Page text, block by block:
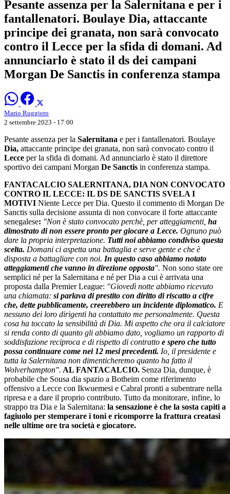
Pesante assenza per la Salernitana e per i
fantallenatori. Boulaye Dia, attaccante
principe dei granata, non sarà convocato
contro il Lecce per la sfida di domani. Ad
annunciarlo è stato il ds dei campani
Morgan De Sanctis in conferenza stampa
Mario Ruggiero
2 settembre 2023 - 17:00
Pesante assenza per la Salernitana e per i fantallenatori. Boulaye
Dia, attaccante principe dei granata, non sarà convocato contro il
Lecce per la sfida di domani. Ad annunciarlo è stato il direttore
sportivo dei campani Morgan De Sanctis in conferenza stampa.
FANTACALCIO SALERNITANA, DIA NON CONVOCATO
CONTRO IL LECCE: IL DS DE SANCTIS SVELA I
MOTIVI Niente Lecce per Dia. Questo il commento di Morgan De
Sanctis sulla decisione assunta di non convocare il forte attaccante
senegalese: "Non è stato convocato perchè, per atteggiamenti, ha
dimostrato di non essere pronto per giocare a Lecce. Ognuno può
dare la propria interpretazione. Tutti noi abbiamo condiviso questa
scelta. Domani ci aspetta una battaglia e serve gente e che è
disposta a battagliare con noi. In questo caso abbiamo notato
atteggiamenti che vanno in direzione opposta". Non sono state ore
semplici né per la Salernitana e né per Dia a cui è arrivata una
proposta dalla Premier League: "Giovedì notte abbiamo ricevuto
una chiamata: si parlava di prestito con diritto di riscatto a cifre
che, dette pubblicamente, creerebbero un incidente diplomatico. E
nessuno dei loro dirigenti ha contattato me personalmente. Questa
cosa ha toccato la sensibilità di Dia. Mi aspetto che ora il calciatore
si renda conto di quanto gli abbiamo dato, vogliamo un rapporto di
soddisfazione reciproca e di rispetto di contratto e spero che tutto
possa continuare come nei 12 mesi precedenti. Io, il presidente e
tutta la Salernitana non dimenticheremo quanto ha fatto il
Wolverhampton". AL FANTACALCIO. Senza Dia, dunque, è
probabile che Sousa dia spazio a Botheim come riferimento
offensivo a Lecce con Ikwuemesi e Cabral pronti a subentrare nella
ripresa e a dare il proprio contributo. Tutto da monitorare, infine, lo
strappo tra Dia e la Salernitana: la sensazione è che la sosta capiti a
fagiuolo per stemperare i toni e ricomporre la frattura creatasi
nelle ultime ore tra società e giocatore.